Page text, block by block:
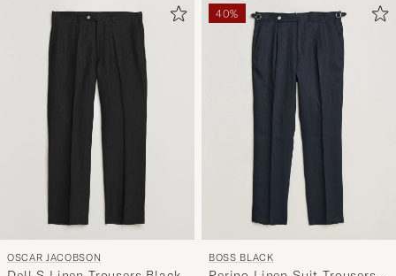
OSCAR JACOBSON
40%
BOSS BLACK